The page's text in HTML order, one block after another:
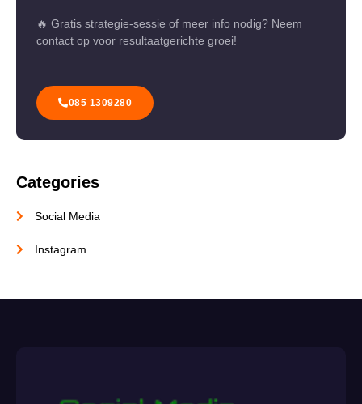
🔥 Gratis strategie-sessie of meer info nodig? Neem
contact op voor resultaatgerichte groei!
085 1309280
Categories
Social Media
Instagram